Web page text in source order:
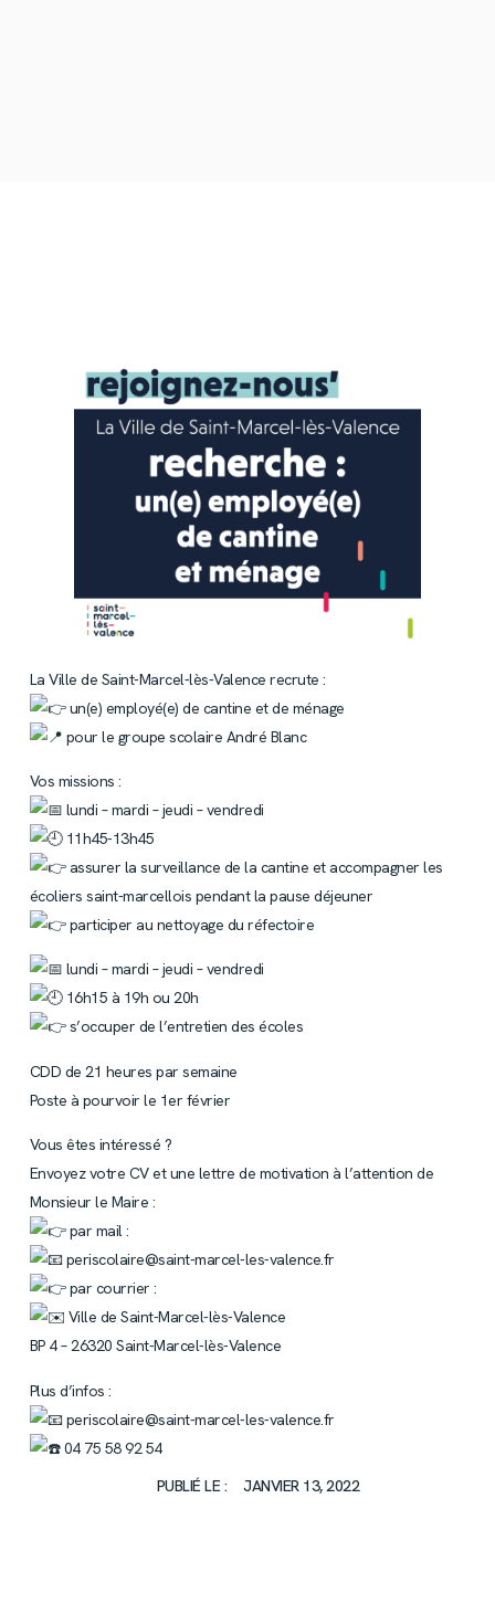
La Ville de Saint-Marcel-lès-Valence recrute :
un(e) employé(e) de cantine et de ménage
pour le groupe scolaire André Blanc
Vos missions :
lundi – mardi – jeudi – vendredi
11h45-13h45
assurer la surveillance de la cantine et accompagner les
écoliers saint-marcellois pendant la pause déjeuner
participer au nettoyage du réfectoire
lundi – mardi – jeudi – vendredi
16h15 à 19h ou 20h
s’occuper de l’entretien des écoles
CDD de 21 heures par semaine
Poste à pourvoir le 1er février
Vous êtes intéressé ?
Envoyez votre CV et une lettre de motivation à l’attention de
Monsieur le Maire :
par mail :
periscolaire@saint-marcel-les-valence.fr
par courrier :
Ville de Saint-Marcel-lès-Valence
BP 4 – 26320 Saint-Marcel-lès-Valence
Plus d’infos :
periscolaire@saint-marcel-les-valence.fr
04 75 58 92 54
PUBLIÉ LE :
JANVIER 13, 2022